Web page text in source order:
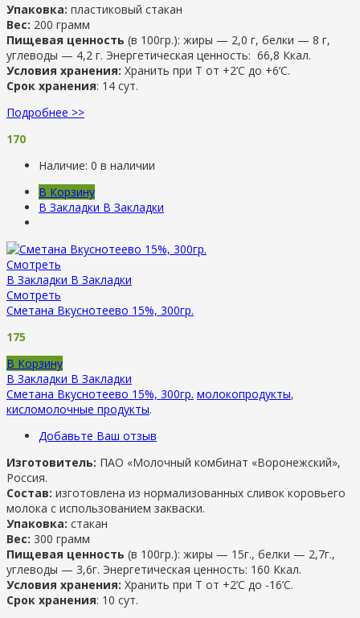
Упаковка: пластиковый стакан
Вес: 200 грамм
Пищевая ценность (в 100гр.): жиры — 2,0 г, белки — 8 г,
углеводы — 4,2 г. Энергетическая ценность: 66,8 Ккал.
Условия хранения: Хранить при Т от +2’С до +6’C.
Срок хранения: 14 сут.
Подробнее >>
170
Наличие: 0 в наличии
В Корзину
В Закладки В Закладки
Смотреть
В Закладки В Закладки
Смотреть
Сметана Вкуснотеево 15%, 300гр.
175
В Корзину
В Закладки В Закладки
Сметана Вкуснотеево 15%, 300гр. молокопродукты,
кисломолочные продукты.
Добавьте Ваш отзыв
Изготовитель: ПАО «Молочный комбинат «Воронежский»,
Россия.
Состав: изготовлена из нормализованных сливок коровьего
молока с использованием закваски.
Упаковка: стакан
Вес: 300 грамм
Пищевая ценность (в 100гр.): жиры — 15г., белки — 2,7г.,
углеводы — 3,6г. Энергетическая ценность: 160 Ккал.
Условия хранения: Хранить при Т от +2’С до -16’C.
Срок хранения: 10 сут.